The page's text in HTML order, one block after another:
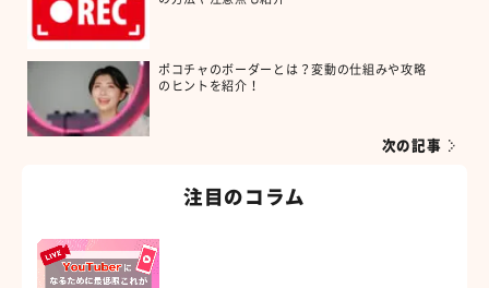
次の記事
ポコチャのボーダーとは？変動の仕組みや攻略
のヒントを紹介！
注目のコラム